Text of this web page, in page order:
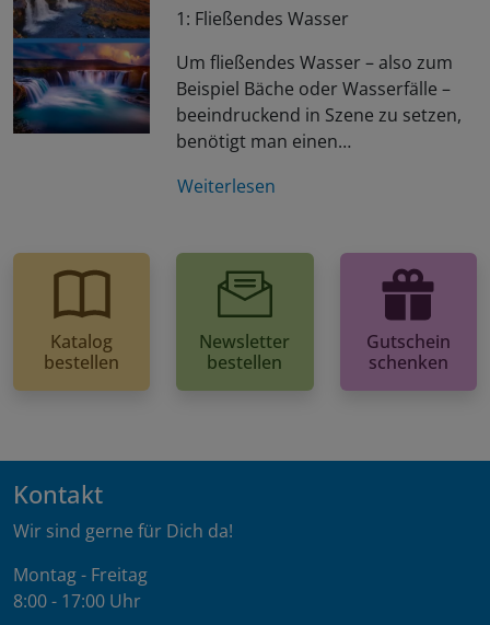
1: Fließendes Wasser
Um fließendes Wasser – also zum
Beispiel Bäche oder Wasserfälle –
beeindruckend in Szene zu setzen,
benötigt man einen…
Weiterlesen
Katalog
bestellen
Newsletter
bestellen
Gutschein
schenken
Kontakt
Wir sind gerne für Dich da!
Montag - Freitag
8:00 - 17:00 Uhr